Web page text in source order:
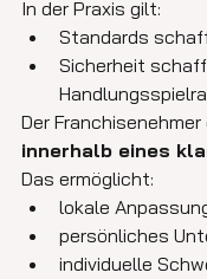
In der Praxis gilt:
Standards
Sicherheit
Der
innerhalb eines
Das ermöglicht:
lokale
persönliches
individuelle